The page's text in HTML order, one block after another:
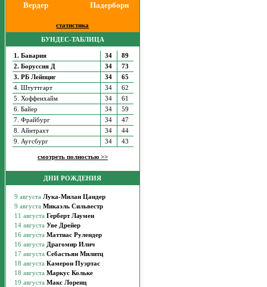
Вердер Падерборн
статистика
БУНДЕС-ТАБЛИЦА
1. Бавария 34
89
2. Боруссия Д
34
73
3. РБ Лейпциг
34
65
4. Штуттгарт
34
62
5. Хоффенхайм
34
61
6. Байер
34
59
7. Фрайбург
34
47
8. Айнтрахт
34
44
9. Аугсбург
34 43
смотреть полностью >>
ДНИ РОЖДЕНИЯ